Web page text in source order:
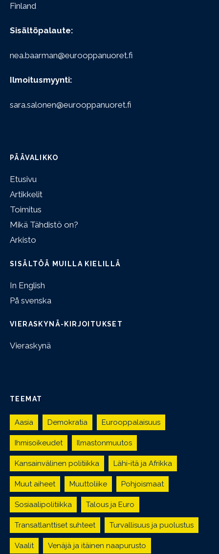
Finland
Sisältöpalaute:
nea.baarman@eurooppanuoret.fi
Ilmoitusmyynti:
sara.salonen@eurooppanuoret.fi
PÄÄVALIKKO
Etusivu
Artikkelit
Toimitus
Mikä Tähdistö on?
Arkisto
SISÄLTÖÄ MUILLA KIELILLÄ
In English
På svenska
VIERASKYNÄ-KIRJOITUKSET
Vieraskynä
TEEMAT
Aasia Demokratia Eurooppalaisuus
Ihmisoikeudet Ilmastonmuutos
Kansainvälinen politiikka Lähi-itä ja Afrikka
Muut aiheet Muuttoliike Pohjoismaat
Sosiaalipolitiikka Talous ja Euro
Transatlanttiset suhteet Turvallisuus ja puolustus
Vaalit Venäjä ja itäinen naapurusto